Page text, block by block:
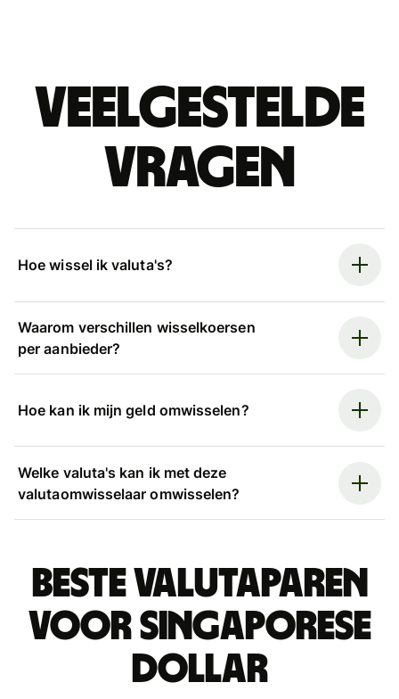
Veelgestelde
vragen
Hoe wissel ik valuta's?
Waarom verschillen wisselkoersen
per aanbieder?
Hoe kan ik mijn geld omwisselen?
Welke valuta's kan ik met deze
valutaomwisselaar omwisselen?
Beste valutaparen
voor Singaporese
dollar